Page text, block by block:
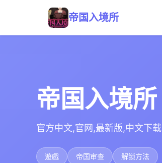
帝国入境所
帝国入境所
官方中文,官网,最新版,中文下载
遊戲 帝国审查 解锁方法